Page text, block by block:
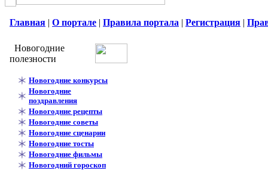
Главная | О портале | Правила портала | Регистрация |
Новогодние
полезности
Новогодние конкурсы
Новогодние
поздравления
Новогодние рецепты
Новогодние советы
Новогодние сценарии
Новогодние тосты
Новогодние фильмы
Новогодний гороскоп